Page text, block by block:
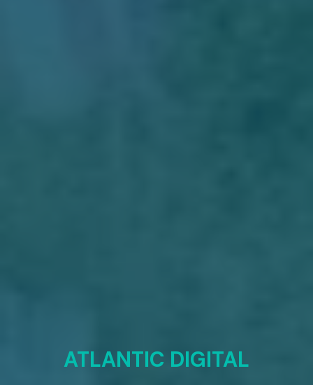
ATLANTIC DIGITAL